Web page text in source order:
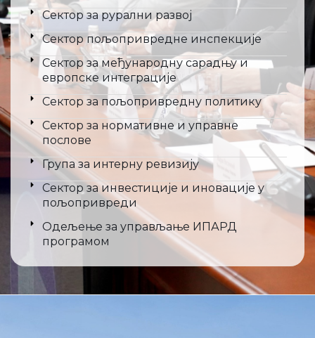
Сектор за рурални развој
Сектор пољопривредне инспекције
Сектор за међународну сарадњу и
европске интеграције
Сектор за пољопривредну политику
Сектор за нормативне и управне
послове
Група за интерну ревизију
Сектор за инвестиције и иновације у
пољопривреди
Одељење за управљање ИПАРД
програмом